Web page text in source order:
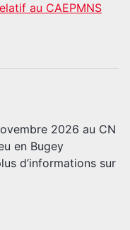
au CAEPMNS
2026 au CN
en Bugey
d’informations sur